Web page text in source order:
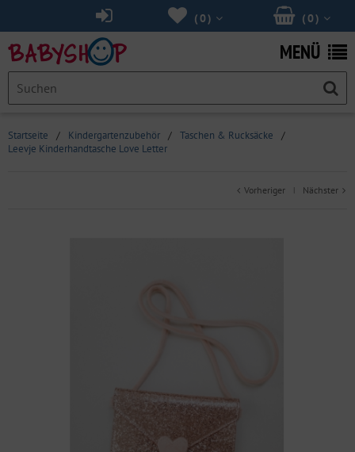
(0 )
(0 )
MENÜ
Startseite / Kindergartenzubehör / Taschen & Rucksäcke
/
Leevje Kinderhandtasche Love Letter
Vorheriger | Nächster